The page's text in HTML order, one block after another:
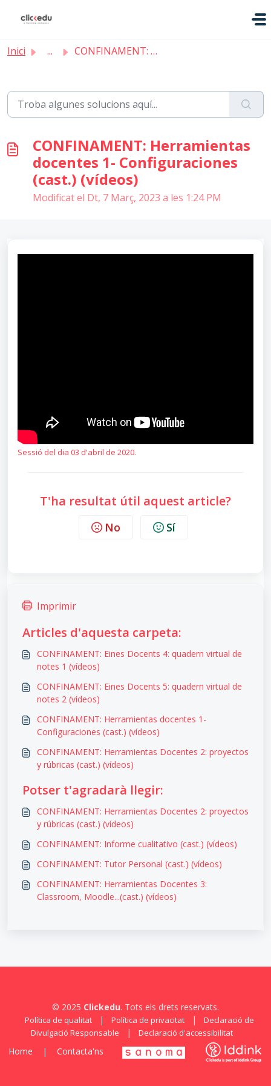
Inici ... CONFINAMENT: Herramientas docentes 1- Configuraciones (ca...
CONFINAMENT: Herramientas
docentes 1- Configuraciones
(cast.) (vídeos)
Modificat el Dt, 7 Març, 2023 a les 1:24 PM
Sessió del dia 03 d'abril de 2020.
T'ha resultat útil aquest article?
No Sí
Imprimir
Articles d'aquesta carpeta:
CONFINAMENT: Eines Docents 4: quadern virtual de
notes 1 (vídeos)
CONFINAMENT: Eines Docents 5: quadern virtual de
notes 2 (vídeos)
CONFINAMENT: Herramientas docentes 1-
Configuraciones (cast.) (vídeos)
CONFINAMENT: Herramientas Docentes 2: proyectos
y rúbricas (cast.) (vídeos)
Potser t'agradarà llegir:
CONFINAMENT: Herramientas Docentes 2: proyectos
y rúbricas (cast.) (vídeos)
CONFINAMENT: Informe cualitativo (cast.) (vídeos)
CONFINAMENT: Tutor Personal (cast.) (vídeos)
CONFINAMENT: Herramientas Docentes 3:
Classroom, Moodle...(cast.) (vídeos)
© 2025 Clickedu. Tots els drets reservats.
Política de qualitat | Política de privacitat |
Declaració de
Divulgació Responsable
| Declaració d'accessibilitat
Home | Contacta'ns